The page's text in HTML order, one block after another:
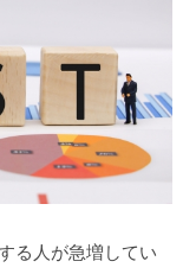
る人が急増してい